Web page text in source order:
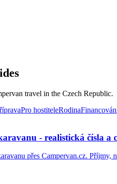
travel in the Czech Republic.
Pro hostiteleRodina
- realistická čísla a
přes Campervan.cz. Příjmy,